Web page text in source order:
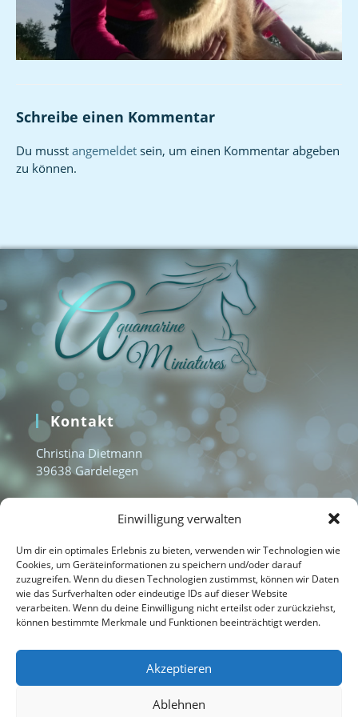
Einwilligung verwalten
Um dir ein optimales Erlebnis zu bieten, verwenden wir Technologien wie
Cookies, um Geräteinformationen zu speichern und/oder darauf
zuzugreifen. Wenn du diesen Technologien zustimmst, können wir Daten
wie das Surfverhalten oder eindeutige IDs auf dieser Website
verarbeiten. Wenn du deine Einwilligung nicht erteilst oder zurückziehst,
können bestimmte Merkmale und Funktionen beeinträchtigt werden.
Akzeptieren
Ablehnen
Schreibe einen Kommentar
Du musst angemeldet sein, um einen Kommentar abgeben
zu können.
Kontakt
Christina Dietmann
39638 Gardelegen
info@aquamarine-miniatures.com
Home
Kontakt
Datenschutzerklärung